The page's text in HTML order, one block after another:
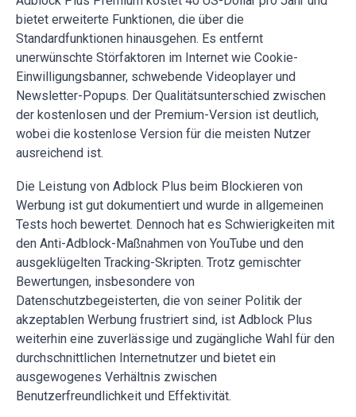
bietet erweiterte Funktionen, die über die
Standardfunktionen hinausgehen. Es entfernt
unerwünschte Störfaktoren im Internet wie Cookie-
Einwilligungsbanner, schwebende Videoplayer und
Newsletter-Popups. Der Qualitätsunterschied zwischen
der kostenlosen und der Premium-Version ist deutlich,
wobei die kostenlose Version für die meisten Nutzer
ausreichend ist.
Die Leistung von Adblock Plus beim Blockieren von
Werbung ist gut dokumentiert und wurde in allgemeinen
Tests hoch bewertet. Dennoch hat es Schwierigkeiten mit
den Anti-Adblock-Maßnahmen von YouTube und den
ausgeklügelten Tracking-Skripten. Trotz gemischter
Bewertungen, insbesondere von
Datenschutzbegeisterten, die von seiner Politik der
akzeptablen Werbung frustriert sind, ist Adblock Plus
weiterhin eine zuverlässige und zugängliche Wahl für den
durchschnittlichen Internetnutzer und bietet ein
ausgewogenes Verhältnis zwischen
Benutzerfreundlichkeit und Effektivität.